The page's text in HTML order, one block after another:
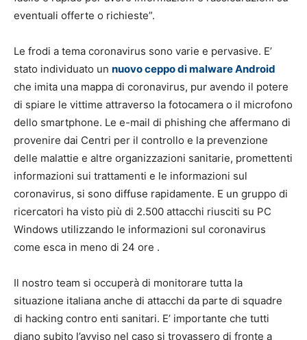
eventuali offerte o richieste”.
Le frodi a tema coronavirus sono varie e pervasive. E’
stato individuato un nuovo ceppo di malware Android
che imita una mappa di coronavirus, pur avendo il potere
di spiare le vittime attraverso la fotocamera o il microfono
dello smartphone. Le e-mail di phishing che affermano di
provenire dai Centri per il controllo e la prevenzione
delle malattie e altre organizzazioni sanitarie, promettenti
informazioni sui trattamenti e le informazioni sul
coronavirus, si sono diffuse rapidamente. E un gruppo di
ricercatori ha visto più di 2.500 attacchi riusciti su PC
Windows utilizzando le informazioni sul coronavirus
come esca in meno di 24 ore .
Il nostro team si occuperà di monitorare tutta la
situazione italiana anche di attacchi da parte di squadre
di hacking contro enti sanitari. E’ importante che tutti
diano subito l’avviso nel caso si trovassero di fronte a